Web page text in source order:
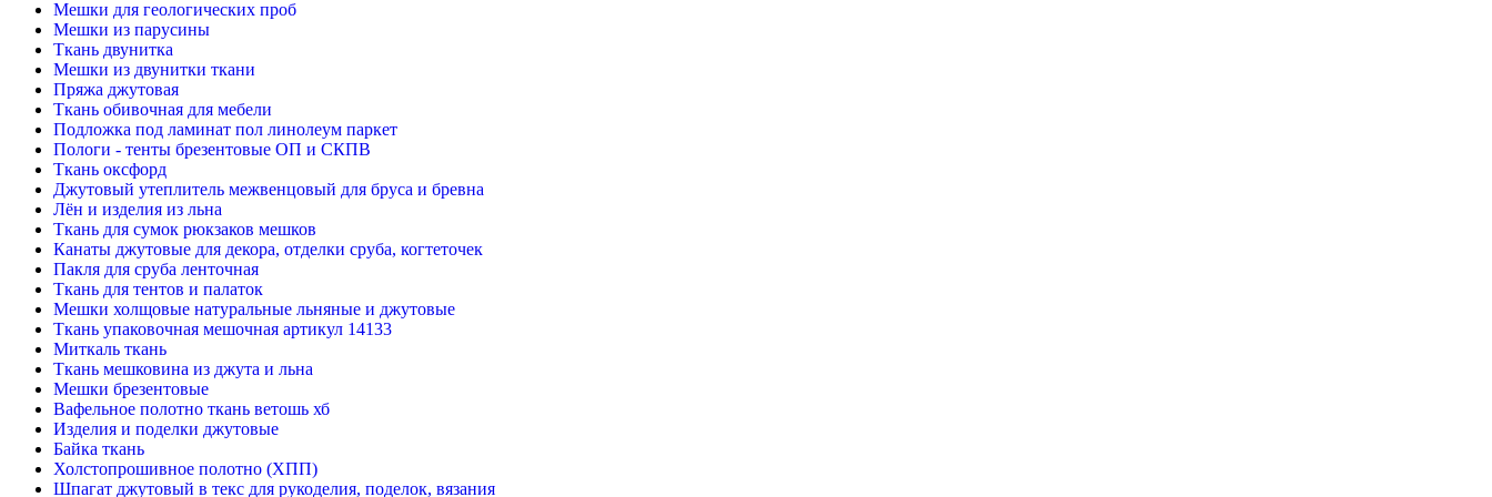
Мешки для геологических проб
Мешки из парусины
Ткань двунитка
Мешки из двунитки ткани
Пряжа джутовая
Ткань обивочная для мебели
Подложка под ламинат пол линолеум паркет
Пологи - тенты брезентовые ОП и СКПВ
Ткань оксфорд
Джутовый утеплитель межвенцовый для бруса и бревна
Лён и изделия из льна
Ткань для сумок рюкзаков мешков
Канаты джутовые для декора, отделки сруба, когтеточек
Пакля для сруба ленточная
Ткань для тентов и палаток
Мешки холщовые натуральные льняные и джутовые
Ткань упаковочная мешочная артикул 14133
Миткаль ткань
Ткань мешковина из джута и льна
Мешки брезентовые
Вафельное полотно ткань ветошь хб
Изделия и поделки джутовые
Байка ткань
Холстопрошивное полотно (ХПП)
Шпагат джутовый в текс для рукоделия, поделок, вязания